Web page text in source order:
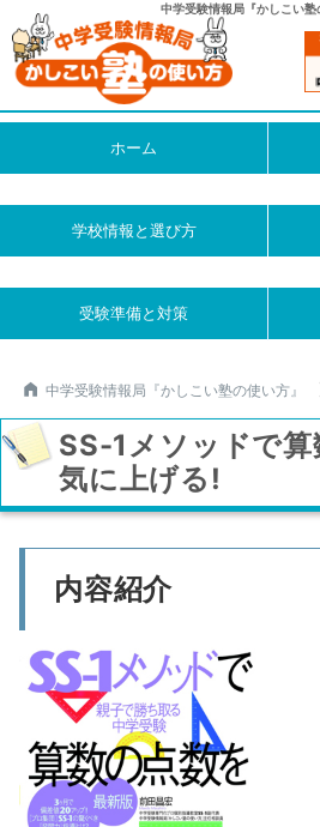
中学受験情報局『かしこい塾
ホーム
学校情報と選び方
受験準備と対策
中学受験情報局『かしこい塾の使い方』
SS-1メソッドで
気に上げる!
内容紹介